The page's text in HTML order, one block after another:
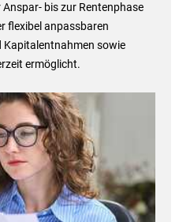
bis zur Rentenphase
flexibel anpassbaren
Kapitalentnahmen sowie
ermöglicht.